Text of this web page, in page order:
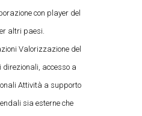
con player del
altri paesi.
Valorizzazione del
direzionali, accesso a
Attività a supporto
sia esterne che